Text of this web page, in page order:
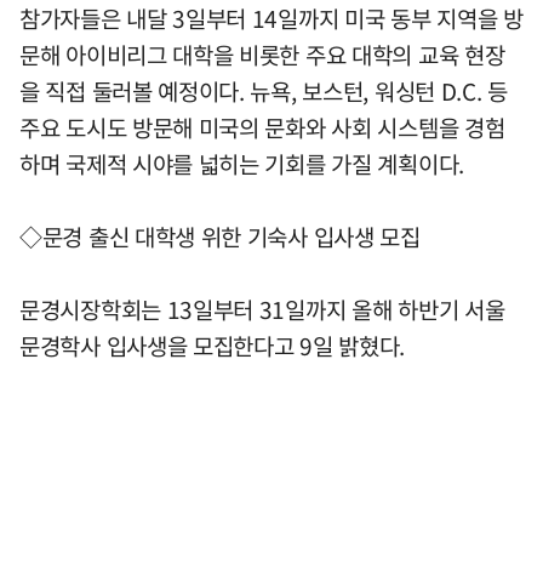
참가자들은 내달 3일부터 14일까지 미국 동부 지역을 방
문해 아이비리그 대학을 비롯한 주요 대학의 교육 현장
을 직접 둘러볼 예정이다. 뉴욕, 보스턴, 워싱턴 D.C. 등
주요 도시도 방문해 미국의 문화와 사회 시스템을 경험
하며 국제적 시야를 넓히는 기회를 가질 계획이다.
◇문경 출신 대학생 위한 기숙사 입사생 모집
문경시장학회는 13일부터 31일까지 올해 하반기 서울
문경학사 입사생을 모집한다고 9일 밝혔다.